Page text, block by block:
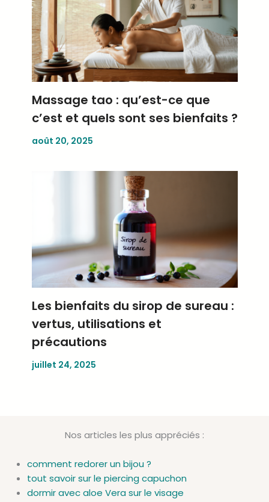
Massage tao : qu’est-ce que
c’est et quels sont ses bienfaits ?
août 20, 2025
Les bienfaits du sirop de sureau :
vertus, utilisations et
précautions
juillet 24, 2025
Nos articles les plus appréciés :
comment redorer un bijou ?
tout savoir sur le piercing capuchon
dormir avec aloe Vera sur le visage